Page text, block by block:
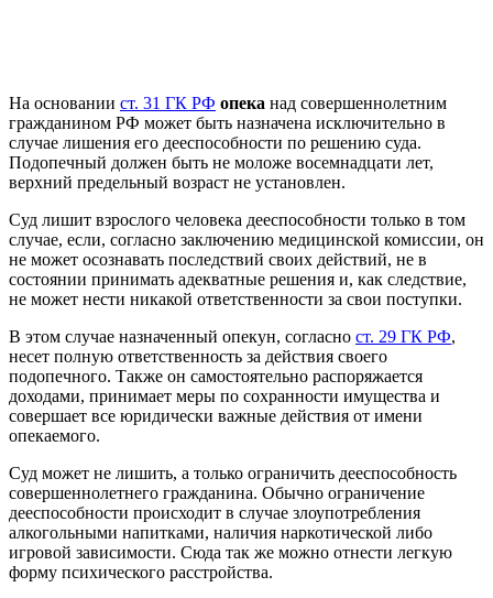
На основании ст. 31 ГК РФ опека над совершеннолетним
гражданином РФ может быть назначена исключительно в
случае лишения его дееспособности по решению суда.
Подопечный должен быть не моложе восемнадцати лет,
верхний предельный возраст не установлен.
Суд лишит взрослого человека дееспособности только в том
случае, если, согласно заключению медицинской комиссии, он
не может осознавать последствий своих действий, не в
состоянии принимать адекватные решения и, как следствие,
не может нести никакой ответственности за свои поступки.
В этом случае назначенный опекун, согласно ст. 29 ГК РФ,
несет полную ответственность за действия своего
подопечного. Также он самостоятельно распоряжается
доходами, принимает меры по сохранности имущества и
совершает все юридически важные действия от имени
опекаемого.
Суд может не лишить, а только ограничить дееспособность
совершеннолетнего гражданина. Обычно ограничение
дееспособности происходит в случае злоупотребления
алкогольными напитками, наличия наркотической либо
игровой зависимости. Сюда так же можно отнести легкую
форму психического расстройства.